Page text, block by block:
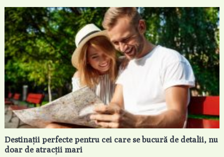
Destinații perfecte pentru cei care se bucură de detalii, nu
doar de atracții mari